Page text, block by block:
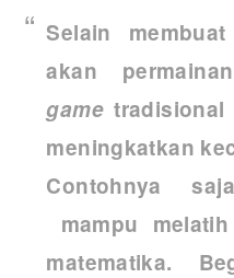
Selain
akan
gametradisional
meningkatkan
Contohnya
mampu
matematika.